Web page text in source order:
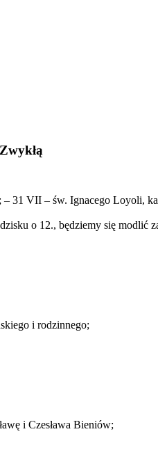
31 VII – św. Ignacego Loyoli,
o 12., będziemy się modlić
i rodzinnego;
i Czesława Bieniów;